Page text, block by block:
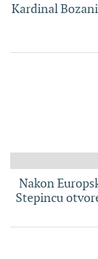
Kardinal
Nakon
Stepincu